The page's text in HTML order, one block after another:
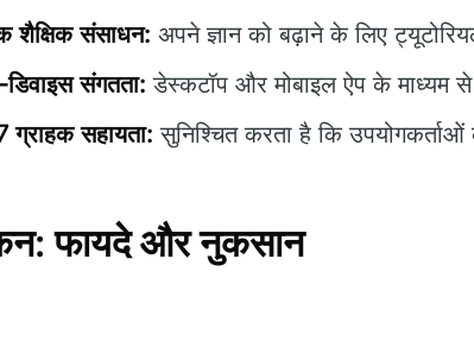
शैक्षिक संसाधन: अपने ज्ञान को बढ़ाने के लिए
डिवाइस संगतता: डेस्कटॉप और मोबाइल ऐप के माध्यम
ग्राहक सहायता: सुनिश्चित करता है कि
फायदे और नुकसान